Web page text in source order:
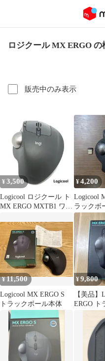
ロジクール MX ERGO の
販売中のみ表示
¥ 3,500
Logicool ロジクール ト
MX ERGO MXTB1 ワイ
¥4,200
Logicool
ラックボ
¥11,500
Logicool MX ERGO S
トラックボール本体
¥9,800
【美品
ERGO ト